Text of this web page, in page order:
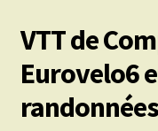
Aller
à
la
navigation
Aller
au
contenu
VTT de
Eurovelo6
randonnées